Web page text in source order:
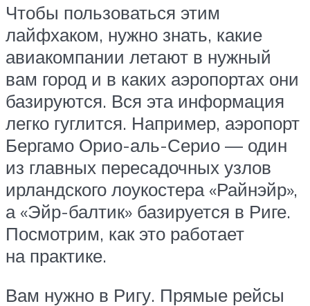
Чтобы пользоваться этим
лайфхаком, нужно знать, какие
авиакомпании летают в нужный
вам город и в каких аэропортах они
базируются. Вся эта информация
легко гуглится. Например, аэропорт
Бергамо Орио-аль-Серио — один
из главных пересадочных узлов
ирландского лоукостера «Райнэйр»,
а «Эйр-балтик» базируется в Риге.
Посмотрим, как это работает
на практике.
Вам нужно в Ригу. Прямые рейсы